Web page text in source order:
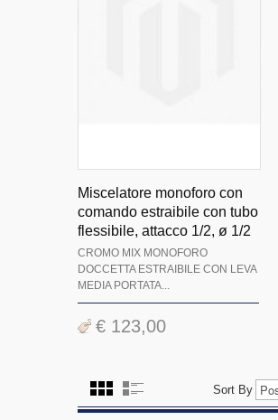
Miscelatore monoforo con
comando estraibile con tubo
flessibile, attacco 1/2, ø 1/2
CROMO MIX MONOFORO
DOCCETTA ESTRAIBILE CON LEVA
MEDIA PORTATA...
€ 123,00
Sort By